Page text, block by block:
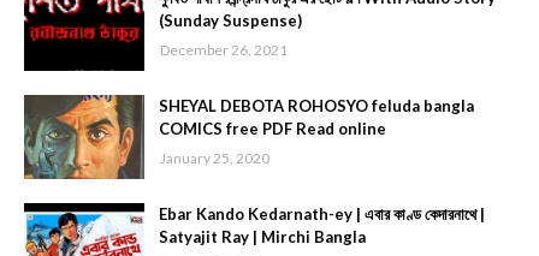
(Sunday Suspense)
December 26, 2021
SHEYAL DEBOTA ROHOSYO feluda bangla
COMICS free PDF Read online
January 25, 2020
Ebar Kando Kedarnath-ey | এবার কাণ্ড কেদারনাথে |
Satyajit Ray | Mirchi Bangla